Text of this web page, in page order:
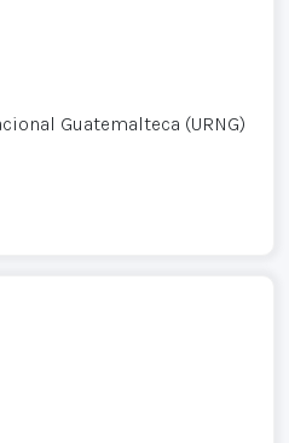
Guatemalteca (URNG)